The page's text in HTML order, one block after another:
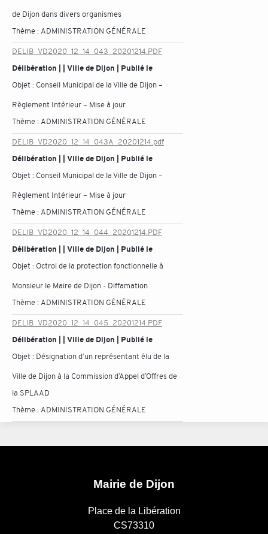
de Dijon dans divers organismes
Thème : ADMINISTRATION GÉNÉRALE
DELIB_VD2020_12_14_043_20201214.PDF
Délibération | | Ville de Dijon | Publié le
Objet : Conseil Municipal de la Ville de Dijon –
Règlement Intérieur – Mise à jour
Thème : ADMINISTRATION GÉNÉRALE
DELIB_VD2020_12_14_043A_20201214.pdf
Délibération | | Ville de Dijon | Publié le
Objet : Conseil Municipal de la Ville de Dijon –
Règlement Intérieur – Mise à jour
Thème : ADMINISTRATION GÉNÉRALE
DELIB_VD2020_12_14_044_20201214.PDF
Délibération | | Ville de Dijon | Publié le
Objet : Octroi de la protection fonctionnelle à
Monsieur le Maire de Dijon - Diffamation
Thème : ADMINISTRATION GÉNÉRALE
DELIB_VD2020_12_14_045_20201214.PDF
Délibération | | Ville de Dijon | Publié le
Objet : Désignation d’un représentant élu de la
Ville de Dijon à la Commission d’Appel d’Offres de
la SPLAAD
Thème : ADMINISTRATION GÉNÉRALE
Mairie de Dijon
Place de la Libération
CS73310